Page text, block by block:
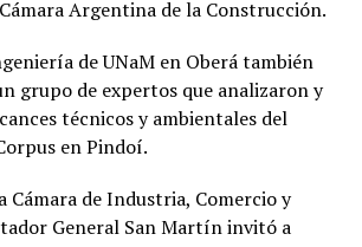
Argentina de la Construcción.
de UNaM en Oberá también
grupo de expertos que analizaron y
técnicos y ambientales del
en Pindoí.
Cámara de Industria, Comercio y
General San Martín invitó a